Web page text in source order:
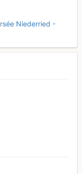
Niederried -